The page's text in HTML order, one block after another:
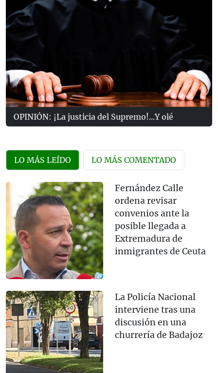
OPINIÓN: ¡La justicia del Supremo!...Y olé
LO MÁS LEÍDO LO MÁS COMENTADO
Fernández Calle
ordena revisar
convenios ante la
posible llegada a
Extremadura de
inmigrantes de Ceuta
La Policía Nacional
interviene tras una
discusión en una
churrería de Badajoz